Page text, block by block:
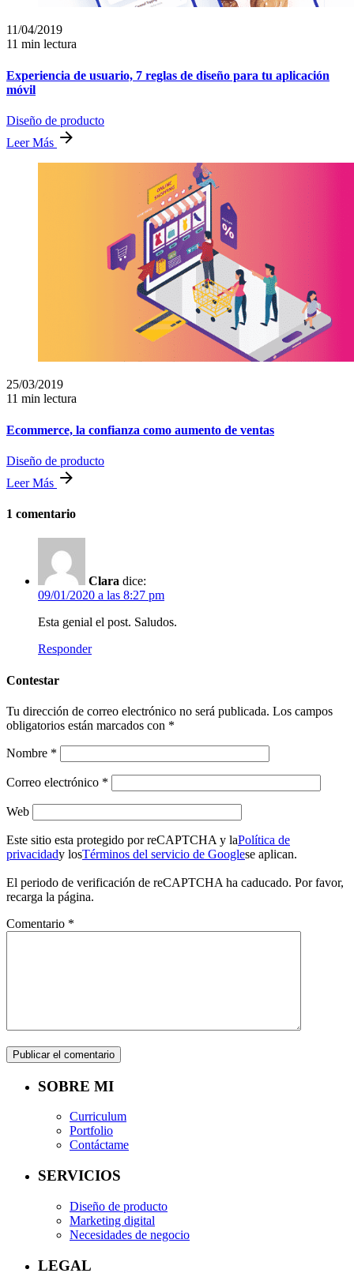
11/04/2019
11 min lectura
Experiencia de usuario, 7 reglas de diseño para tu aplicación
móvil
Diseño de producto
Leer Más
25/03/2019
11 min lectura
Ecommerce, la confianza como aumento de ventas
Diseño de producto
Leer Más
1 comentario
Clara dice:
09/01/2020 a las 8:27 pm
Esta genial el post. Saludos.
Responder
Contestar
Tu dirección de correo electrónico no será publicada. Los campos
obligatorios están marcados con *
Nombre *
Correo electrónico *
Web
Este sitio esta protegido por reCAPTCHA y laPolítica de
privacidady losTérminos del servicio de Googlese aplican.
El periodo de verificación de reCAPTCHA ha caducado. Por favor,
recarga la página.
Comentario *
SOBRE MI
Curriculum
Portfolio
Contáctame
SERVICIOS
Diseño de producto
Marketing digital
Necesidades de negocio
LEGAL